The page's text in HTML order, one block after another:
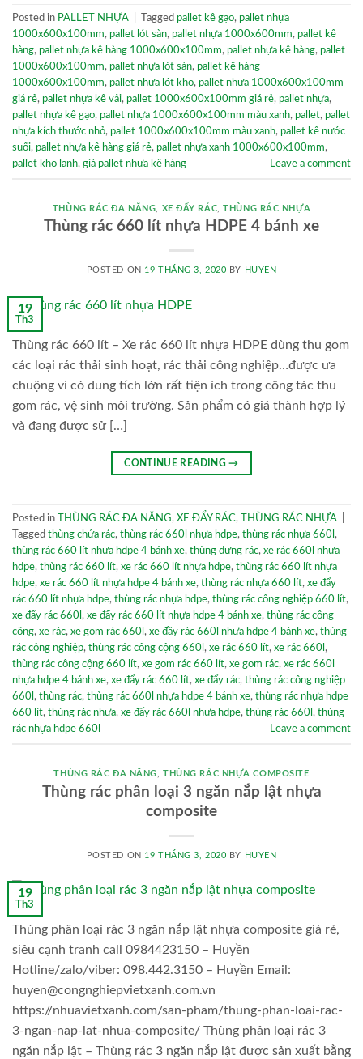
Posted in PALLET NHỰA Tagged pallet kê gạo, pallet nhựa
1000x600x100mm, pallet lót sàn, pallet nhựa 1000x600mm, pallet kê
hàng, pallet nhựa kê hàng 1000x600x100mm, pallet nhựa kê hàng, pallet
1000x600x100mm, pallet nhựa lót sàn, pallet kê hàng
1000x600x100mm, pallet nhựa lót kho, pallet nhựa 1000x600x100mm
giá rẻ, pallet nhựa kê vải, pallet 1000x600x100mm giá rẻ, pallet nhựa,
pallet nhựa kê gạo, pallet nhựa 1000x600x100mm màu xanh, pallet, pallet
nhựa kích thước nhỏ, pallet 1000x600x100mm màu xanh, pallet kê nước
suối, pallet nhựa kê hàng giá rẻ, pallet nhựa xanh 1000x600x100mm,
pallet kho lạnh, giá pallet nhựa kê hàng Leave a comment
THÙNG RÁC ĐA NĂNG XE ĐẨY RÁC ,THÙNG RÁC NHỰA
Thùng rác 660 lít nhựa HDPE 4 bánh xe
POSTED ON 19 THÁNG 3, 2020 BY HUYEN
19
Th3
Thùng rác 660 lít – Xe rác 660 lít nhựa HDPE dùng thu gom
các loại rác thải sinh hoạt, rác thải công nghiệp…được ưa
chuộng vì có dung tích lớn rất tiện ích trong công tác thu
gom rác, vệ sinh môi trường. Sản phẩm có giá thành hợp lý
và đang được sử […]
CONTINUE READING→
Posted in THÙNG RÁC ĐA NĂNG, XE ĐẨY RÁC, THÙNG RÁC NHỰA
Tagged thùng chứa rác, thùng rác 660l nhựa hdpe, thùng rác nhựa 660l ,
thùng rác 660 lít nhựa hdpe 4 bánh xe, thùng đựng rác, xe rác 660l nhựa
hdpe, thùng rác 660 lít, xe rác 660 lít nhựa hdpe, thùng rác 660 lít nhựa
hdpe, xe rác 660 lít nhựa hdpe 4 bánh xe, thùng rác nhựa 660 lít, xe đẩy
rác 660 lít nhựa hdpe, thùng rác nhựa hdpe, thùng rác công nghiệp 660 lít,
xe đẩy rác 660l , xe đẩy rác 660 lít nhựa hdpe 4 bánh xe, thùng rác công
cộng, xe rác, xe gom rác 660l , xe đầy rác 660l nhựa hdpe 4 bánh xe, thùng
rác công nghiệp, thùng rác công cộng 660l , xe rác 660 lít, xe rác 660l ,
thùng rác công cộng 660 lít, xe gom rác 660 lít, xe gom rác, xe rác 660l
nhựa hdpe 4 bánh xe, xe đẩy rác 660 lít, xe đẩy rác, thùng rác công nghiệp
660l , thùng rác, thùng rác 660l nhựa hdpe 4 bánh xe, thùng rác nhựa hdpe
660 lít, thùng rác nhựa, xe đẩy rác 660l nhựa hdpe, thùng rác 660l , thùng
rác nhựa hdpe 660l
Leave a comment
THÙNG RÁC ĐA NĂNG ,THÙNG RÁC NHỰA COMPOSITE
Thùng rác phân loại 3 ngăn nắp lật nhựa
composite
POSTED ON 19 THÁNG 3, 2020 BY HUYEN
19
Th3
Thùng phân loại rác 3 ngăn nắp lật nhựa composite giá rẻ,
siêu cạnh tranh call 0984423150 – Huyền
Hotline/zalo/viber: 098.442.3150 – Huyền Email:
huyen@congnghiepvietxanh.com.vn
https://nhuavietxanh.com/san-pham/thung-phan-loai-rac-
3-ngan-nap-lat-nhua-composite/ Thùng phân loại rác 3
ngăn nắp lật – Thùng rác 3 ngăn nắp lật được sản xuất bằng